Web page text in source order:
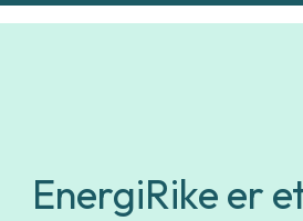
EnergiRike er